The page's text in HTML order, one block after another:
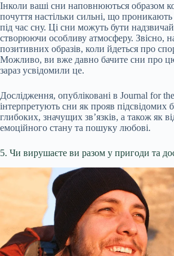
Інколи ваші сни наповнюються образом
почуття настільки сильні, що проникають
під час сну. Ці сни можуть бути
створюючи особливу атмосферу. Звісно,
позитивних образів, коли йдеться про
Можливо, ви вже давно бачите сни про
зараз усвідомили це.
Дослідження, опубліковані в Journal for
інтерпретують сни як прояв підсвідомих
глибоких, значущих зв’язків, а також як
емоційного стану та пошуку любові.
5. Чи вирушаєте ви разом у пригоди та